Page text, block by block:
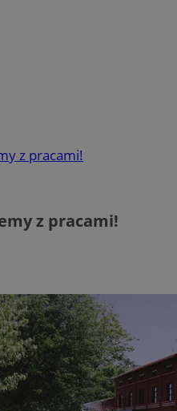
z pracami!
z pracami!